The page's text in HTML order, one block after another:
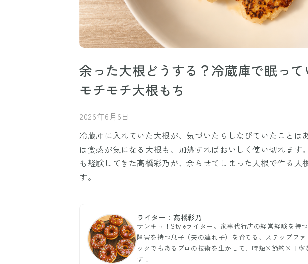
余った大根どうする？冷蔵庫で眠って
モチモチ大根もち
2026年6月6日
冷蔵庫に入れていた大根が、気づいたらしなびていたことは
は食感が気になる大根も、加熱すればおいしく使い切れます
も経験してきた髙橋彩乃が、余らせてしまった大根で作る大
す。
ライター：髙橋彩乃
サンキュ！Styleライター。家事代行店の経営経験を持
障害を持つ息子（夫の連れ子）を育てる、ステップフ
ックでもあるプロの技術を生かして、時短×節約×丁寧
す！